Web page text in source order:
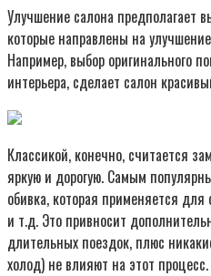
Улучшение салона предполагает
которые направлены на
Например, выбор оригинального
интерьера, сделает салон
Классикой, конечно, считается
яркую и дорогую. Самым
обивка, которая применяется
и т.д. Это привносит
длительных поездок, плюс
холод) не влияют на этот процесс.